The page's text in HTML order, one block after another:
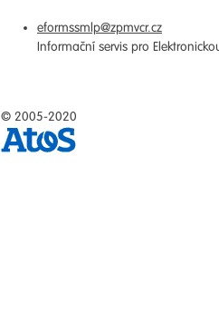
eformssmlp@zpmvcr.cz
Informační servis pro
© 2005-2020